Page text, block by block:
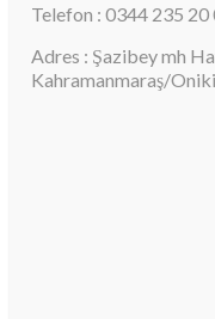
Telefon : 0344 235 20
Adres : Şazibey mh
Kahramanmaraş/